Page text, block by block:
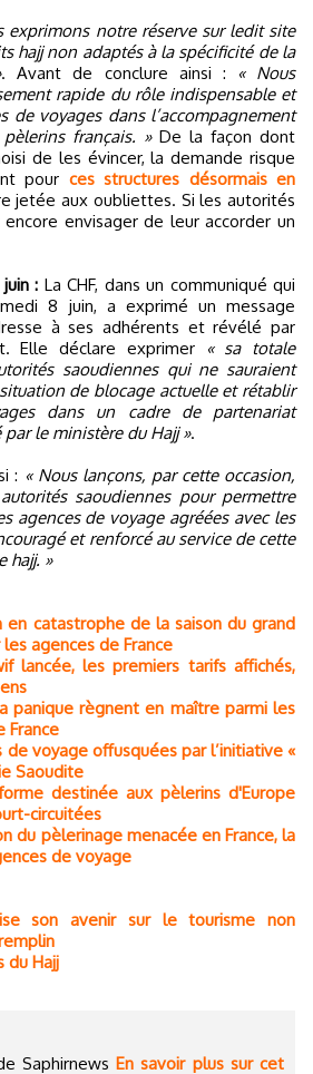
exprimons notre réserve sur ledit site
hajj non adaptés à la spécificité de la
. Avant de conclure ainsi :
« Nous
rapide du rôle indispensable et
de voyages dans l’accompagnement
français. »De la façon dont
de les évincer, la demande risque
pour ces structures désormais en
jetée aux oubliettes. Si les autorités
envisager de leur accorder un
: La CHF, dans un communiqué qui
8 juin, a exprimé un message
à ses adhérents et révélé par
Elle déclare exprimer
« sa totale
saoudiennes qui ne sauraient
de blocage actuelle et rétablir
dans un cadre de partenariat
le ministère du Hajj ».
: « Nous lançons, par cette occasion,
saoudiennes pour permettre
agences de voyage agréées avec les
et renforcé au service de cette
hajj. »
en catastrophe de la saison du grand
agences de France
lancée, les premiers tarifs affichés,
panique règnent en maître parmi les
France
de voyage offusquées par l’initiative «
Saoudite
destinée aux pèlerins d'Europe
circuitées
du pèlerinage menacée en France, la
de voyage
son avenir sur le tourisme non
du Hajj
SaphirnewsEn savoir plus sur cet